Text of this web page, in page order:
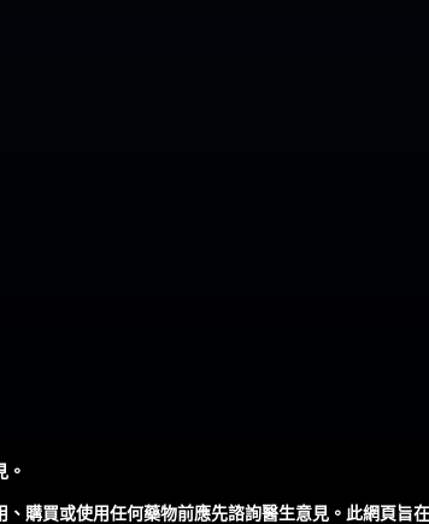
。
購買或使用任何藥物前應先諮詢醫生意見。此網頁